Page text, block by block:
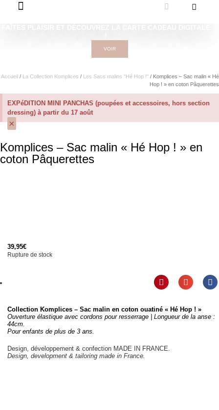
VOIR
Accueil / La Collection Komplices / Les Sacs malins "Hé Hop !" / Komplices – Sac malin « Hé
Hop ! » en coton Pâquerettes
EXPéDITION MINI PANCHAS (poupées et accessoires, hors section
dressing) à partir du 17 août
×
Komplices – Sac malin « Hé Hop ! » en
coton Pâquerettes
39,95€
Rupture de stock
Collection Komplices – Sac malin en coton ouatiné « Hé Hop ! »
Ouverture élastique avec cordons pour resserrage | Longueur de la anse :
44cm.
Pour enfants de plus de 3 ans.
Design, développement & confection MADE IN FRANCE.
Design, development & tailoring made in France.